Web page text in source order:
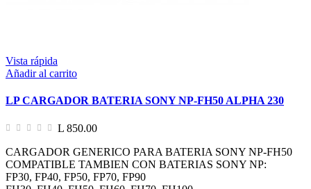
Vista rápida
Añadir al carrito
LP CARGADOR BATERIA SONY NP-FH50 ALPHA 230
L 850.00
CARGADOR GENERICO PARA BATERIA SONY NP-FH50
COMPATIBLE TAMBIEN CON BATERIAS SONY NP:
FP30, FP40, FP50, FP70, FP90